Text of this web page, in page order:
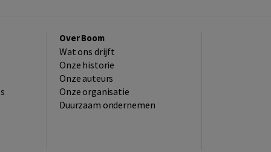
Over Boom
Wat ons drijft
Onze historie
Onze auteurs
Onze organisatie
Duurzaam ondernemen